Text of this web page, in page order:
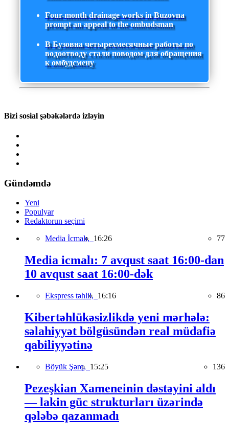
Four-month drainage works in Buzovna
prompt an appeal to the ombudsman
В Бузовна четырехмесячные работы по
водоотводу стали поводом для обращения
к омбудсмену
Bizi sosial şəbəkələrdə izləyin
Gündəmdə
Yeni
Populyar
Redaktorun seçimi
Media İcmalı, 16:26 77
Media icmalı: 7 avqust saat 16:00-dan
10 avqust saat 16:00-dək
Ekspress təhlil, 16:16 86
Kibertəhlükəsizlikdə yeni mərhələ:
səlahiyyət bölgüsündən real müdafiə
qabiliyyətinə
Böyük Şərq, 15:25 136
Pezeşkian Xameneinin dəstəyini aldı
— lakin güc strukturları üzərində
qələbə qazanmadı